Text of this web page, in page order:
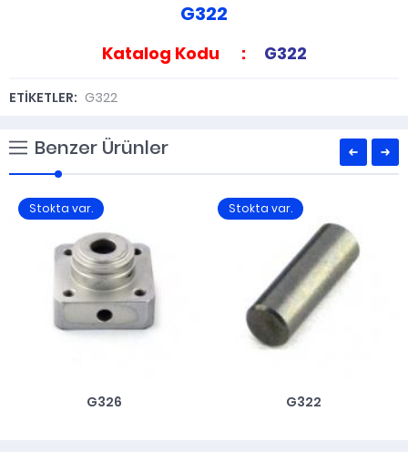
G322
Katalog Kodu : G322
ETİKETLER: G322
Benzer Ürünler
Stokta var.
G326
Stokta var.
G322